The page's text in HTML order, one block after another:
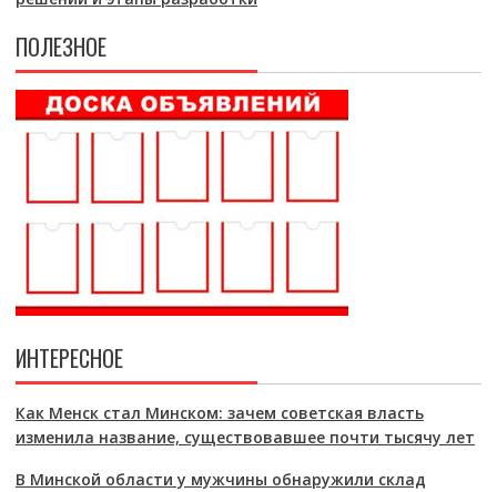
ПОЛЕЗНОЕ
ИНТЕРЕСНОЕ
Как Менск стал Минском: зачем советская власть
изменила название, существовавшее почти тысячу лет
В Минской области у мужчины обнаружили склад